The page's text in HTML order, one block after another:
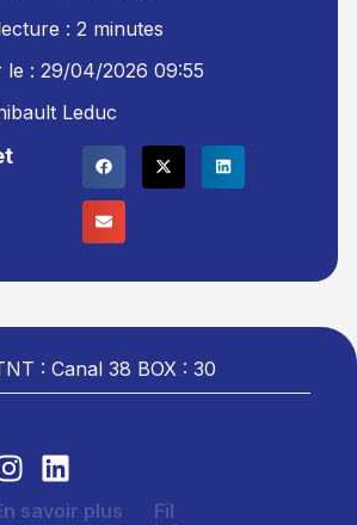
: 2 minutes
le : 29/04/2026 09:55
Leduc
: Canal 38 BOX : 30
savoir plus
Fil